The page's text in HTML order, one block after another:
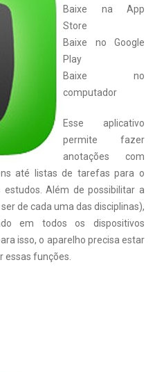
Baixe na App
Store
Baixe no Google
Play
Baixe no
computador
Esse aplicativo
permite fazer
anotações com
até listas de tarefas para o
Além de possibilitar a
de cada uma das disciplinas),
em todos os dispositivos
isso, o aparelho precisa estar
essas funções.